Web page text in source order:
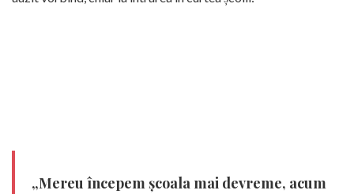
„Mereu începem școala mai devreme, acum